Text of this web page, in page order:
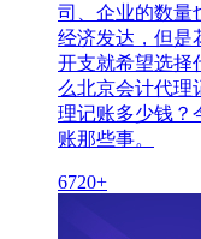
司、企业的数量
经济发达，但是
开支就希望选择
么北京会计代理
理记账多少钱？
账那些事。
6720+